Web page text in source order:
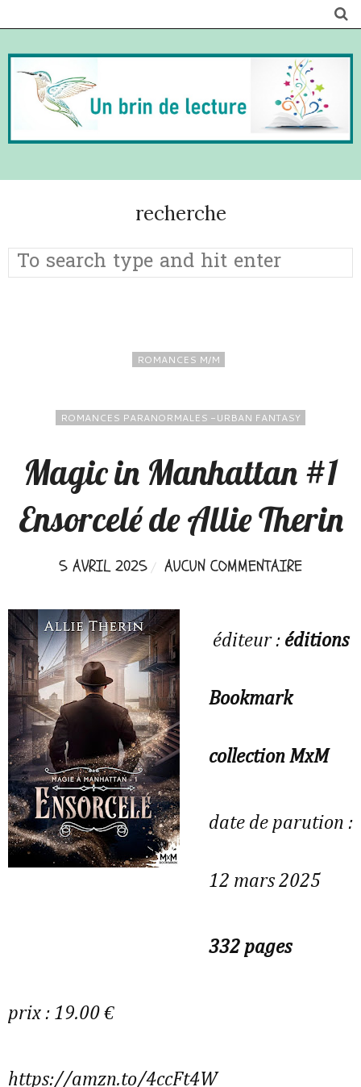
recherche
ROMANCES M/M
ROMANCES PARANORMALES -URBAN FANTASY
Magic in Manhattan #1
Ensorcelé de Allie Therin
5 AVRIL 2025 AUCUN COMMENTAIRE
éditeur : éditions
Bookmark
collection MxM
date de parution :
12 mars 2025
332 pages
prix : 19.00 €
https://amzn.to/4ccFt4W